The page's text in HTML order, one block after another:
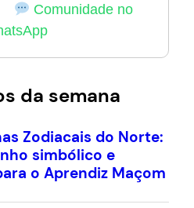
Comunidade no
da semana